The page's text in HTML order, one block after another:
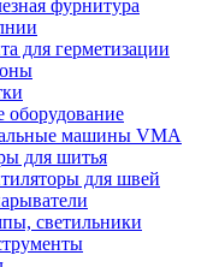
фурнитура
для герметизации
оборудование
машины VMA
для шитья
для швей
светильники